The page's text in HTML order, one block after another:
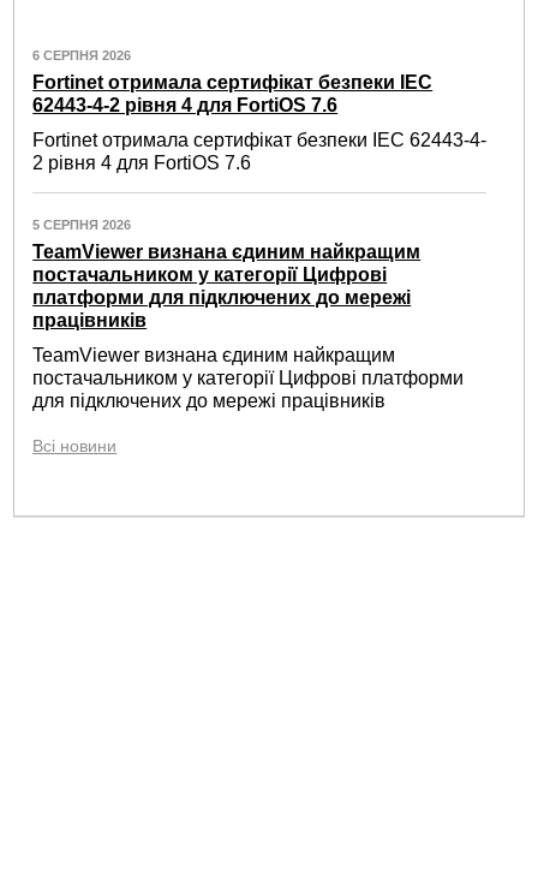
6 СЕРПНЯ 2026
Fortinet отримала сертифікат безпеки IEC
62443-4-2 рівня 4 для FortiOS 7.6
Fortinet отримала сертифікат безпеки IEC 62443-4-
2 рівня 4 для FortiOS 7.6
5 СЕРПНЯ 2026
TeamViewer визнана єдиним найкращим
постачальником у категорії Цифрові
платформи для підключених до мережі
працівників
TeamViewer визнана єдиним найкращим
постачальником у категорії Цифрові платформи
для підключених до мережі працівників
Всі новини